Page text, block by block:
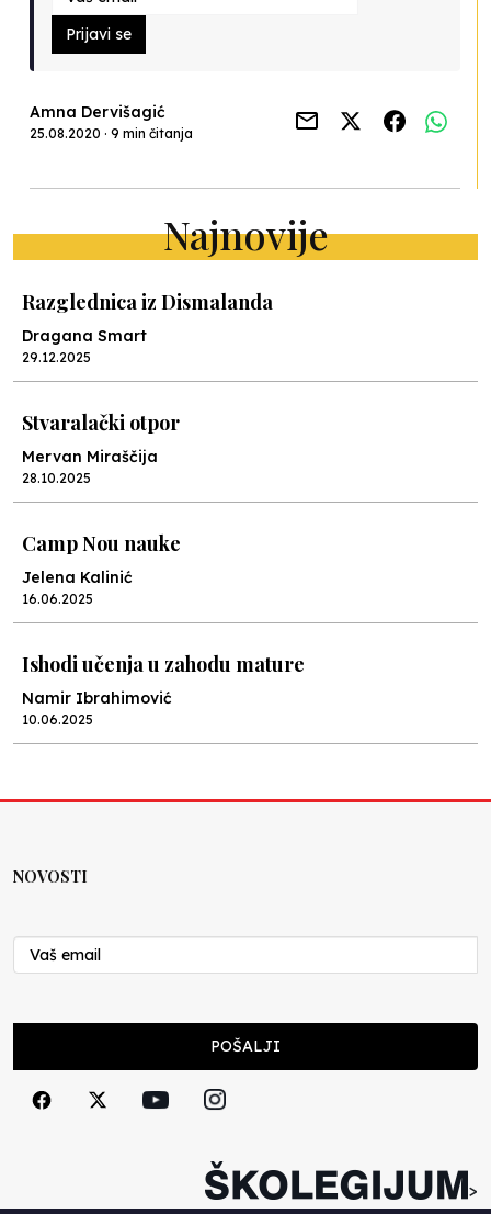
Prijavi se
Amna Dervišagić
25.08.2020 · 9 min čitanja
Najnovije
Razglednica iz Dismalanda
Dragana Smart
29.12.2025
Stvaralački otpor
Mervan Miraščija
28.10.2025
Camp Nou nauke
Jelena Kalinić
16.06.2025
Ishodi učenja u zahodu mature
Namir Ibrahimović
10.06.2025
Nenad Veličković
29.10.2024
Cuke i djeca
Smiljana Vovna
NOVOSTI
POŠALJI
>